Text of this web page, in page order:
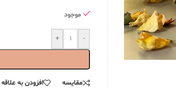
موجود
-
+
مقایسه افزودن به